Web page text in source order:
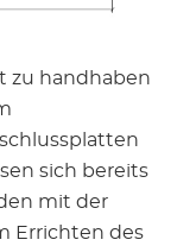
zu handhaben
sich bereits
mit der
Errichten des